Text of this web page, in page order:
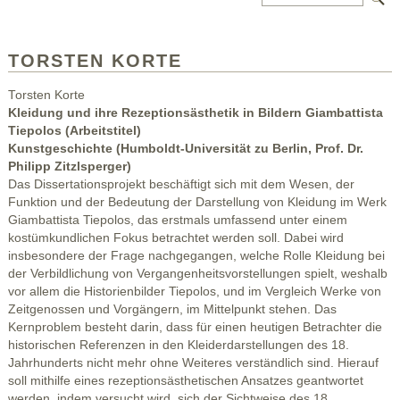
TORSTEN KORTE
Torsten Korte
Kleidung und ihre Rezeptionsästhetik in Bildern Giambattista
Tiepolos (Arbeitstitel)
Kunstgeschichte (Humboldt-Universität zu Berlin, Prof. Dr.
Philipp Zitzlsperger)
Das Dissertationsprojekt beschäftigt sich mit dem Wesen, der
Funktion und der Bedeutung der Darstellung von Kleidung im Werk
Giambattista Tiepolos, das erstmals umfassend unter einem
kostümkundlichen Fokus betrachtet werden soll. Dabei wird
insbesondere der Frage nachgegangen, welche Rolle Kleidung bei
der Verbildlichung von Vergangenheitsvorstellungen spielt, weshalb
vor allem die Historienbilder Tiepolos, und im Vergleich Werke von
Zeitgenossen und Vorgängern, im Mittelpunkt stehen. Das
Kernproblem besteht darin, dass für einen heutigen Betrachter die
historischen Referenzen in den Kleiderdarstellungen des 18.
Jahrhunderts nicht mehr ohne Weiteres verständlich sind. Hierauf
soll mithilfe eines rezeptionsästhetischen Ansatzes geantwortet